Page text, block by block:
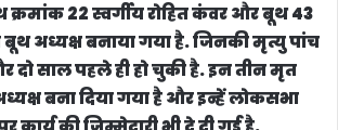
22 स्वर्गीय रोहित कंवर और बूथ 43
बूथ अध्यक्ष बनाया गया है. जिनकी मृत्यु पांच
दो साल पहले ही हो चुकी है. इन तीन मृत
बना दिया गया है और इन्हें लोकसभा